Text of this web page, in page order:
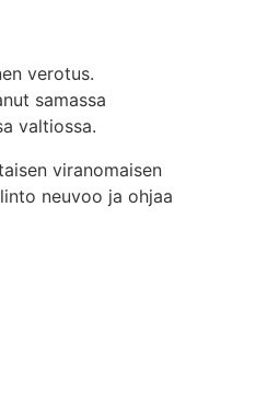
verotus.
samassa
valtiossa.
viranomaisen
neuvoo ja ohjaa